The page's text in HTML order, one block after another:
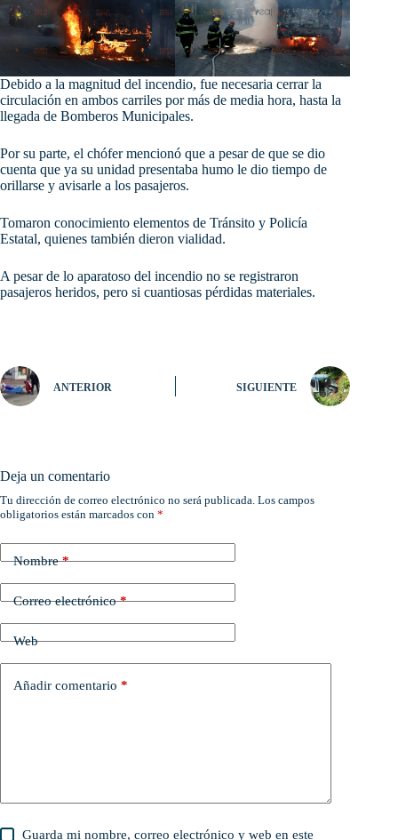
Debido a la magnitud del incendio, fue necesaria cerrar la
circulación en ambos carriles por más de media hora, hasta la
llegada de Bomberos Municipales.
Por su parte, el chófer mencionó que a pesar de que se dio
cuenta que ya su unidad presentaba humo le dio tiempo de
orillarse y avisarle a los pasajeros.
Tomaron conocimiento elementos de Tránsito y Policía
Estatal, quienes también dieron vialidad.
A pesar de lo aparatoso del incendio no se registraron
pasajeros heridos, pero si cuantiosas pérdidas materiales.
ANTERIOR SIGUIENTE
Deja un comentario
Tu dirección de correo electrónico no será publicada. Los campos
obligatorios están marcados con *
Nombre*
Correo electrónico*
Web
Añadir comentario *
Guarda mi nombre, correo electrónico y web en este